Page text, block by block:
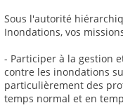
Sous l'autorité
Inondations, vos
- Participer à la gestion
contre les inondations
particulièrement des
temps normal et en